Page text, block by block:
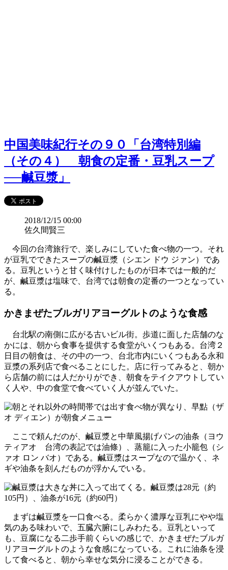
中国美味紀行その９０「台湾特別編
（その４） 朝食の定番・豆乳スープ
──鹹豆漿」
2018/12/15 00:00
佐久間賢三
今回の台湾旅行で、楽しみにしていた食べ物の一つ。それ
が豆乳でできたスープの鹹豆漿（シエン ドウ ジァン）であ
る。豆乳というと甘く味付けしたものが日本では一般的だ
が、鹹豆漿は塩味で、台湾では朝食の定番の一つとなってい
る。
かきまぜたブルガリアヨーグルトのような食感
台北駅の南側に広がる古いビル街。歩道に面した店舗のな
かには、朝から食事を提供する食堂がいくつもある。台湾２
日目の朝食は、その中の一つ、台北市内にいくつもある永和
豆漿の系列店で食べることにした。店に行ってみると、朝か
ら店舗の前には人だかりができ、朝食をテイクアウトしてい
く人や、中の食堂で食べていく人が並んでいた。
ここで頼んだのが、鹹豆漿と中華風揚げパンの油条（ヨウ
ティアオ 台湾の表記では油條）、蒸籠に入った小籠包（シ
ァオ ロン バオ）である。鹹豆漿はスープなので温かく、ネ
ギや油条を刻んだものが浮かんでいる。
まずは鹹豆漿を一口食べる。柔らかく濃厚な豆乳にやや塩
気のある味わいで、五臓六腑にしみわたる。豆乳といって
も、豆腐になる二歩手前くらいの感じで、かきまぜたブルガ
リアヨーグルトのような食感になっている。これに油条を浸
して食べると、朝から幸せな気分に浸ることができる。